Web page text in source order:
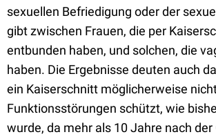
sexuellen Befriedigung oder der
gibt zwischen Frauen, die per
entbunden haben, und solchen, die
haben. Die Ergebnisse deuten auch
ein Kaiserschnitt möglicherweise
Funktionsstörungen schützt, wie
wurde, da mehr als 10 Jahre nach der